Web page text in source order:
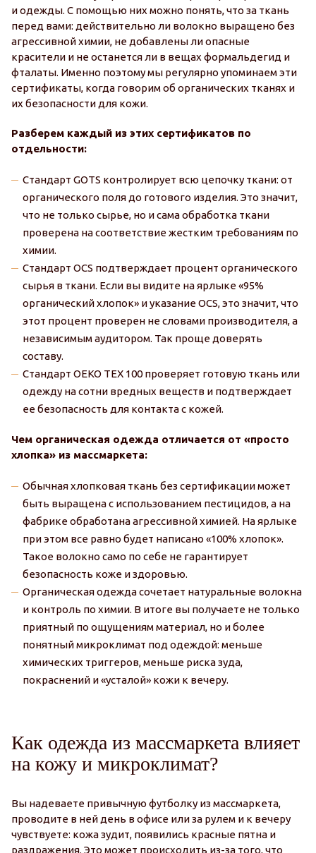
и одежды. С помощью них можно понять, что за ткань
перед вами: действительно ли волокно выращено без
агрессивной химии, не добавлены ли опасные
красители и не останется ли в вещах формальдегид и
фталаты. Именно поэтому мы регулярно упоминаем эти
сертификаты, когда говорим об органических тканях и
их безопасности для кожи.
Разберем каждый из этих сертификатов по
отдельности:
Стандарт GOTS контролирует всю цепочку ткани: от
органического поля до готового изделия. Это значит,
что не только сырье, но и сама обработка ткани
проверена на соответствие жестким требованиям по
химии.
Стандарт OCS подтверждает процент органического
сырья в ткани. Если вы видите на ярлыке «95%
органический хлопок» и указание OCS, это значит, что
этот процент проверен не словами производителя, а
независимым аудитором. Так проще доверять
составу.
Стандарт OEKO TEX 100 проверяет готовую ткань или
одежду на сотни вредных веществ и подтверждает
ее безопасность для контакта с кожей.
Чем органическая одежда отличается от «просто
хлопка» из массмаркета:
Обычная хлопковая ткань без сертификации может
быть выращена с использованием пестицидов, а на
фабрике обработана агрессивной химией. На ярлыке
при этом все равно будет написано «100% хлопок».
Такое волокно само по себе не гарантирует
безопасность коже и здоровью.
Органическая одежда сочетает натуральные волокна
и контроль по химии. В итоге вы получаете не только
приятный по ощущениям материал, но и более
понятный микроклимат под одеждой: меньше
химических триггеров, меньше риска зуда,
покраснений и «усталой» кожи к вечеру.
Как одежда из массмаркета влияет
на кожу и микроклимат?
Вы надеваете привычную футболку из массмаркета,
проводите в ней день в офисе или за рулем и к вечеру
чувствуете: кожа зудит, появились красные пятна и
раздражения. Это может происходить из-за того, что